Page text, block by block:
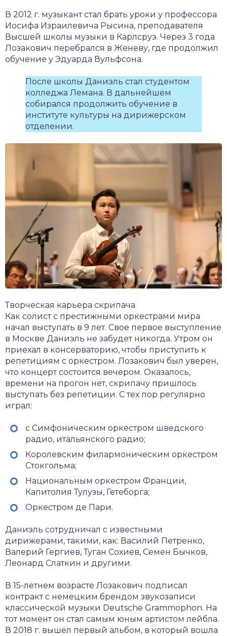
В 2012 г. музыкант стал брать уроки у профессора
Иосифа Израилевича Рысина, преподавателя
Высшей школы музыки в Карлсруэ. Через 3 года
Лозакович перебрался в Женеву, где продолжил
обучение у Эдуарда Вульфсона.
После школы Даниэль стал студентом
колледжа Лемана. В дальнейшем
собирался продолжить обучение в
институте культуры на дирижерском
отделении.
Творческая карьера скрипача
Как солист с престижными оркестрами мира
начал выступать в 9 лет. Свое первое выступление
в Москве Даниэль не забудет никогда. Утром он
приехал в консерваторию, чтобы приступить к
репетициям с оркестром. Лозакович был уверен,
что концерт состоится вечером. Оказалось,
времени на прогон нет, скрипачу пришлось
выступать без репетиции. С тех пор регулярно
играл:
с Симфоническим оркестром шведского
радио, итальянского радио;
Королевским филармоническим оркестром
Стокгольма;
Национальным оркестром Франции,
Капитолия Тулузы, Гетеборга;
Оркестром де Пари.
Даниэль сотрудничал с известными
дирижерами, такими, как: Василий Петренко,
Валерий Гергиев, Туган Сохиев, Семен Бычков,
Леонард Слаткин и другими.
В 15-летнем возрасте Лозакович подписал
контракт с немецким брендом звукозаписи
классической музыки Deutsche Grammophon. На
тот момент он стал самым юным артистом лейбла.
В 2018 г. вышел первый альбом, в который вошла